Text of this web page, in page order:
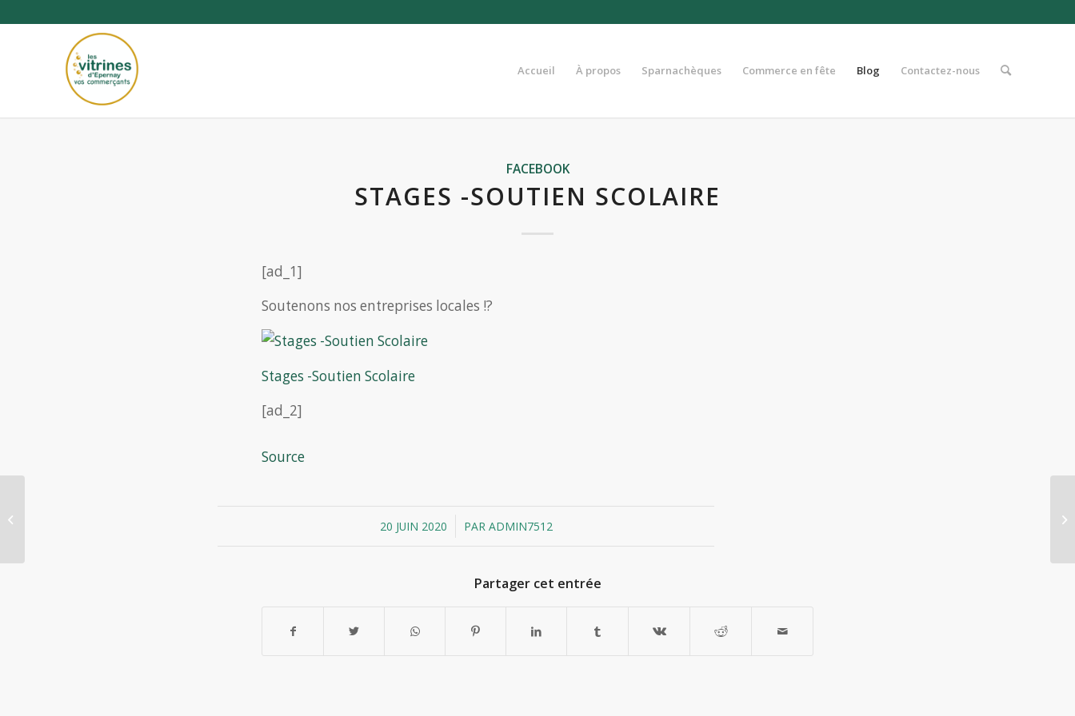
Accueil À propos Sparnachèques Commerce en fête Blog Contactez-nous
FACEBOOK
STAGES -SOUTIEN SCOLAIRE
[ad_1]
Soutenons nos entreprises locales !?
Stages -Soutien Scolaire
[ad_2]
Source
20 JUIN 2020
/ PAR ADMIN7512
Partager cet entrée